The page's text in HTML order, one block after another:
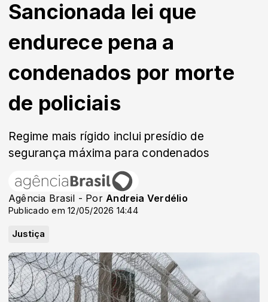
Sancionada lei que
endurece pena a
condenados por morte
de policiais
Regime mais rígido inclui presídio de
segurança máxima para condenados
Agência Brasil - PorAndreia Verdélio
Publicado em 12/05/2026 14:44
Justiça